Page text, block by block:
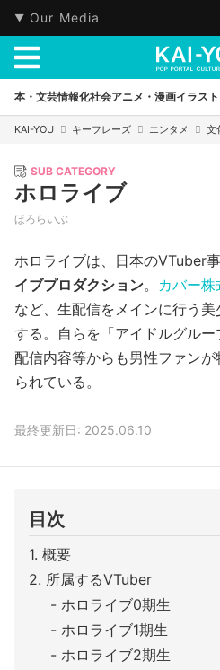
Our Media
本・文芸情報化社会アニメ・漫画イラス
KAI-YOU キーフレーズ エンタメ 文
SUB CATEGORY
ホロライブ
ほろらいぶ
ホロライブは、日本のVTuber
イブプロダクション。 カバー株
など、生配信をメインに行う
する。自らを「アイドルグル
配信内容等からも男性ファン
られている。
最終更新日: 2025.06.10
目次
概要
所属するVTuber
ホロライブ0期生
ホロライブ1期生
ホロライブ2期生